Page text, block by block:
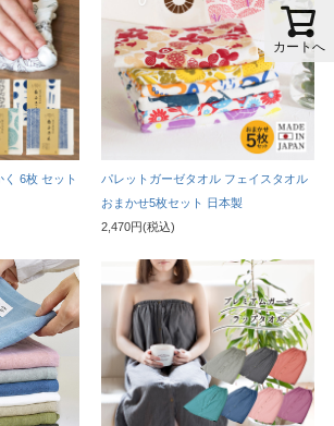
く 6枚 セット
パレットガーゼタオル フェイスタオル
おまかせ5枚セット 日本製
2,470円(税込)
カートへ